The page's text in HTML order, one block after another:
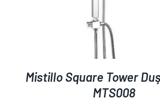
Mistillo Square Tower
MTS008